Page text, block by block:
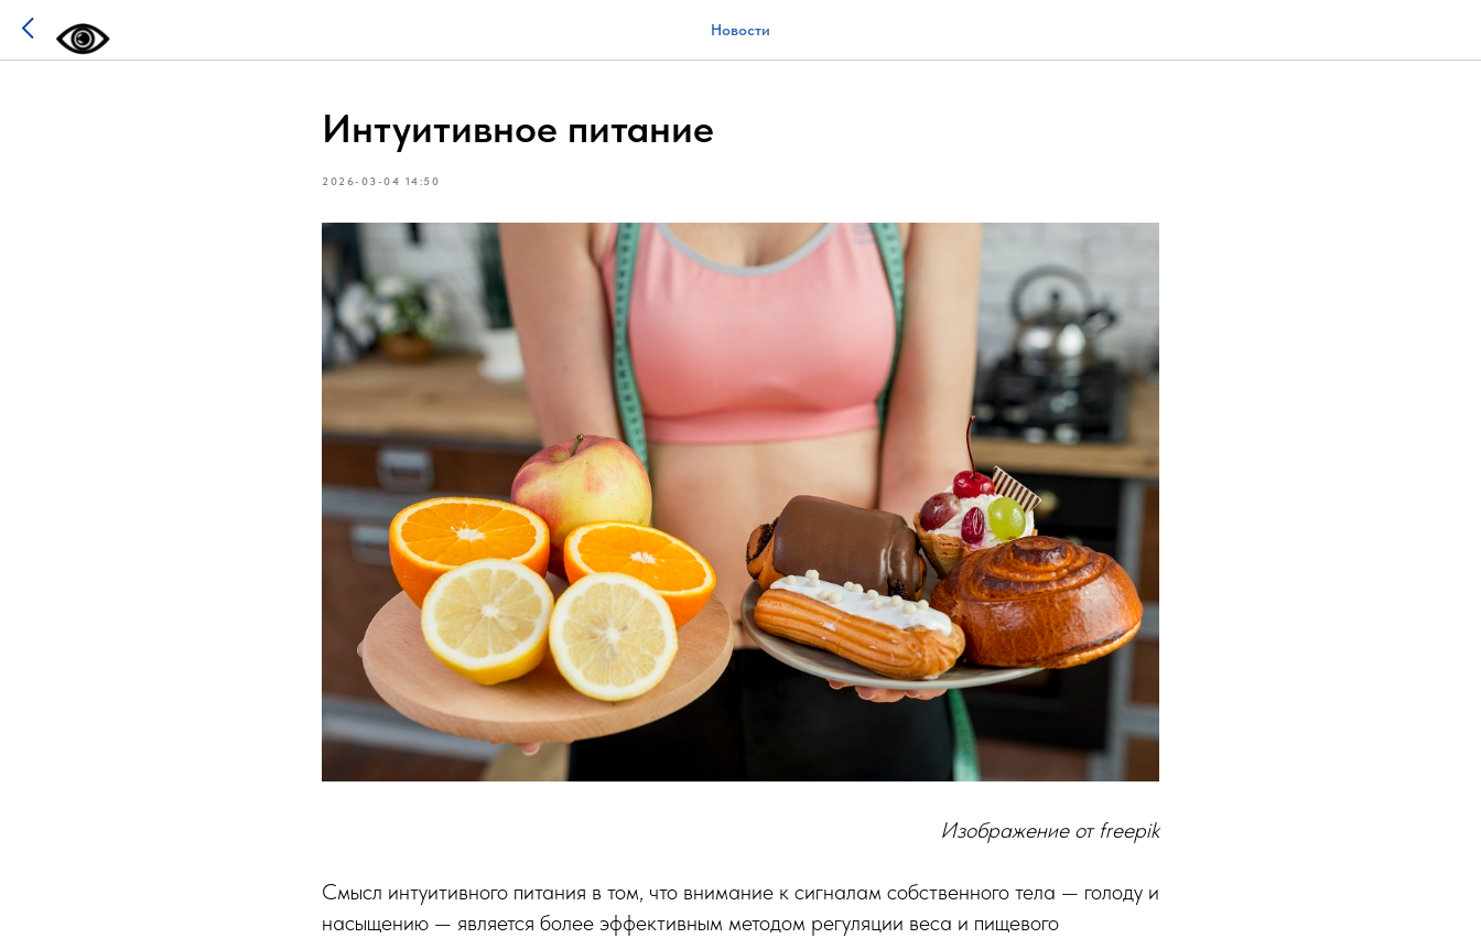
Новости
Интуитивное питание
2026-03-04 14:50
Изображение от freepik
Смысл интуитивного питания в том, что внимание к сигналам собственного тела — голоду и
насыщению — является более эффективным методом регуляции веса и пищевого